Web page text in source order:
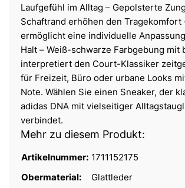
Laufgefühl im Alltag – Gepolsterte
Schaftrand erhöhen den Tragekomfort
ermöglicht eine individuelle
Halt – Weiß-schwarze Farbgebung mit
interpretiert den Court-Klassiker
für Freizeit, Büro oder urbane Looks
Note. Wählen Sie einen Sneaker, der
adidas DNA mit vielseitiger
verbindet.
Mehr zu diesem Produkt:
Artikelnummer: 1711152175
Obermaterial:
Glattleder